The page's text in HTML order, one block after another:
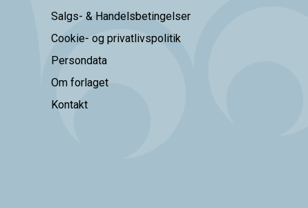
Salgs- & Handelsbetingelser
Cookie- og privatlivspolitik
Persondata
Om forlaget
Kontakt